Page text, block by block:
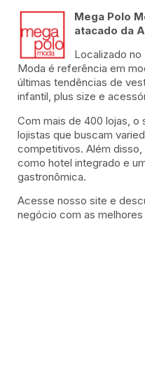
Mega Polo
atacado da
Localizado no
Moda é referência em
últimas tendências de
infantil, plus size e
Com mais de 400 lojas, o
lojistas que buscam
competitivos. Além
como hotel integrado e
gastronômica.
Acesse nosso site e
negócio com as